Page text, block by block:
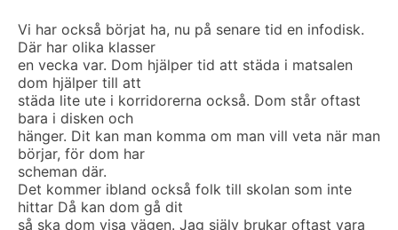
Vi har också börjat ha, nu på senare tid en infodisk.
Där har olika klasser
en vecka var. Dom hjälper tid att städa i matsalen
dom hjälper till att
städa lite ute i korridorerna också. Dom står oftast
bara i disken och
hänger. Dit kan man komma om man vill veta när man
börjar, för dom har
scheman där.
Det kommer ibland också folk till skolan som inte
hittar Då kan dom gå dit
så ska dom visa vägen. Jag själv brukar oftast vara